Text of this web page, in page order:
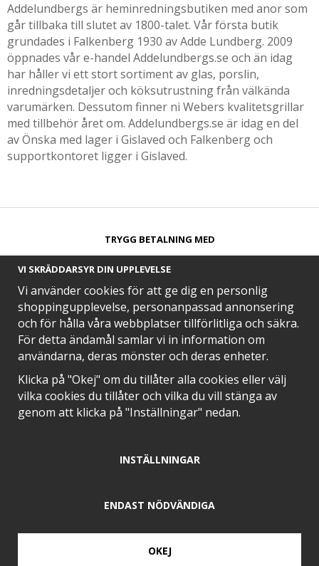
Addelundbergs är heminredningsbutiken med anor som
går tillbaka till slutet av 1800-talet. Vår första butik
grundades i Falkenberg 1930 av Adde Lundberg. 2009
öppnades vår e-handel Addelundbergs.se och än idag
har håller vi ett stort sortiment av glas, porslin,
inredningsdetaljer och köksutrustning från välkända
varumärken. Dessutom finner ni Webers kvalitetsgrillar
med tillbehör året om. Addelundbergs.se är idag en del
av Önska med lager i Gislaved och Falkenberg och
supportkontoret ligger i Gislaved.
TRYGG BETALNING MED​
SNABB LEVERANS MED
EN DEL AV
VI SKRÄDDARSYR DIN UPPLEVELSE
Vi använder cookies för att ge dig en personlig
shoppingupplevelse, personanpassad annonsering
och för hålla våra webbplatser tillförlitliga och säkra.
För detta ändamål samlar vi in information om
användarna, deras mönster och deras enheter.
Klicka på "Okej" om du tillåter alla cookies eller välj
vilka cookies du tillåter och vilka du vill stänga av
genom att klicka på "Inställningar" nedan.
INSTÄLLNINGAR
ENDAST NÖDVÄNDIGA
OKEJ